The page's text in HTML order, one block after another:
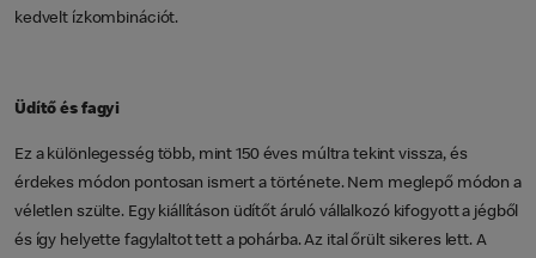
kedvelt ízkombinációt.
Üdítő és fagyi
Ez a különlegesség több, mint 150 éves múltra tekint vissza, és
érdekes módon pontosan ismert a története. Nem meglepő módon a
véletlen szülte. Egy kiállításon üdítőt áruló vállalkozó kifogyott a jégből
és így helyette fagylaltot tett a pohárba. Az ital őrült sikeres lett. A